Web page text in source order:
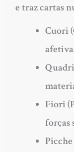
e traz cartas
Cuori
Fiori
forças